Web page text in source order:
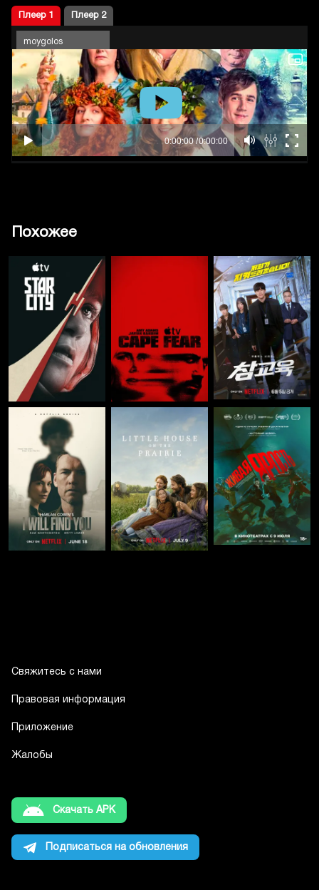
Плеер 1 Плеер 2
moygolos
Похожее
Свяжитесь с нами
Правовая информация
Приложение
Жалобы
Скачать APK
Подписаться на обновления